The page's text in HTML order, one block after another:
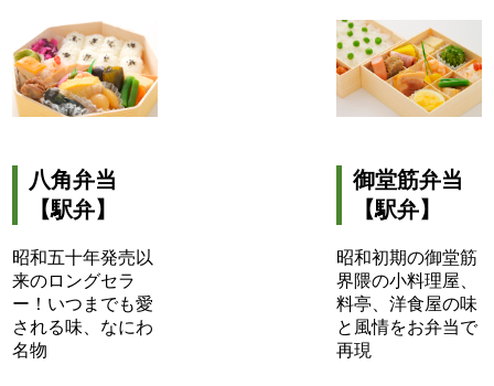
八角弁当
【駅弁】
昭和五十年発売以
来のロングセラ
ー！いつまでも愛
される味、なにわ
名物
御堂筋弁当
【駅弁】
昭和初期の御堂筋
界隈の小料理屋、
料亭、洋食屋の味
と風情をお弁当で
再現